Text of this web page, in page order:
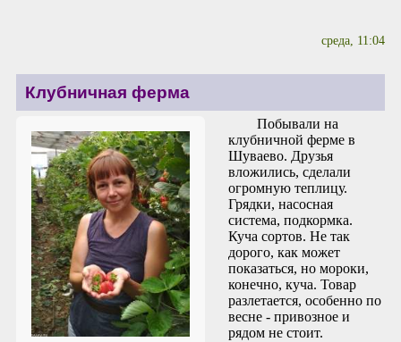
среда, 11:04
Клубничная ферма
Побывали на
клубничной ферме в
Шуваево. Друзья
вложились, сделали
огромную теплицу.
Грядки, насосная
система, подкормка.
Куча сортов. Не так
дорого, как может
показаться, но мороки,
конечно, куча. Товар
разлетается, особенно по
весне - привозное и
рядом не стоит.